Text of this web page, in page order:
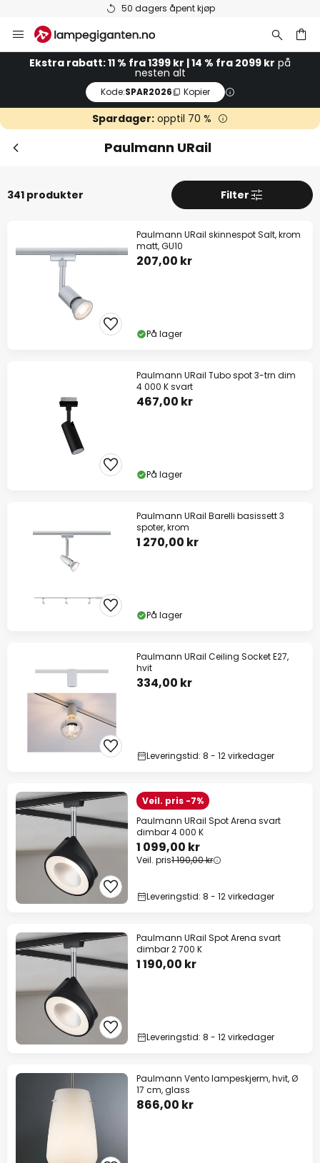
Varer på lager sendes raskt
Hopp
til
innhold
Ekstra rabatt: 11 % fra 1399 kr | 14 % fra 2099 kr på
nesten alt
Kode:SPAR2026 Kopier
Spardager: opptil 70 %
Paulmann URail
341 produkter Filter
Paulmann URail skinnespot Salt, krom
matt, GU10
207,00 kr
På lager
Paulmann URail Tubo spot 3-trn dim
4 000 K svart
467,00 kr
På lager
Paulmann URail Barelli basissett 3
spoter, krom
1 270,00 kr
På lager
Paulmann URail Ceiling Socket E27,
hvit
334,00 kr
Leveringstid: 8 - 12 virkedager
Veil. pris -7%
Paulmann URail Spot Arena svart
dimbar 4 000 K
1 099,00 kr
Veil. pris1 190,00 kr
Leveringstid: 8 - 12 virkedager
Paulmann URail Spot Arena svart
dimbar 2 700 K
1 190,00 kr
Leveringstid: 8 - 12 virkedager
Paulmann Vento lampeskjerm, hvit, Ø
17 cm, glass
866,00 kr